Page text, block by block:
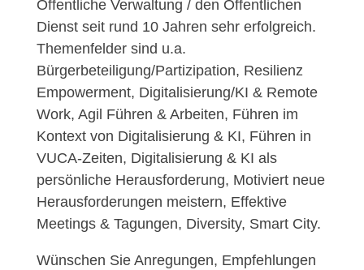
Öffentliche Verwaltung / den Öffentlichen
Dienst seit rund 10 Jahren sehr erfolgreich.
Themenfelder sind u.a.
Bürgerbeteiligung/Partizipation, Resilienz
Empowerment, Digitalisierung/KI & Remote
Work, Agil Führen & Arbeiten, Führen im
Kontext von Digitalisierung & KI, Führen in
VUCA-Zeiten, Digitalisierung & KI als
persönliche Herausforderung, Motiviert neue
Herausforderungen meistern, Effektive
Meetings & Tagungen, Diversity, Smart City.
Wünschen Sie Anregungen, Empfehlungen